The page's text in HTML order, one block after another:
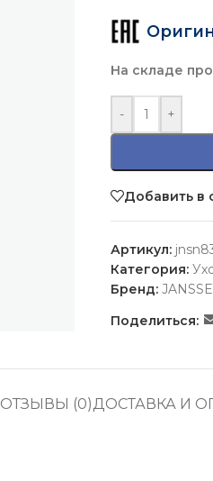
На складе
- +
Добавить в
Артикул:
Категория:
Бренд:
Поделиться:
ОТЗЫВЫ (0)ДОСТАВКА И